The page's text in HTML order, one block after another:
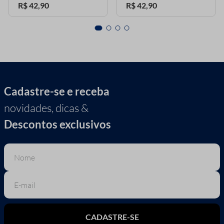
R$42,90 R$42,90
Cadastre-se e receba
novidades, dicas &
Descontos exclusivos
CADASTRE-SE